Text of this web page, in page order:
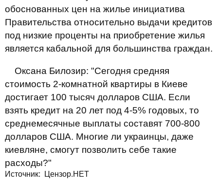
обоснованных цен на жилье инициатива
Правительства относительно выдачи кредитов
под низкие проценты на приобретение жилья
является кабальной для большинства граждан.
Оксана Билозир: "Сегодня средняя
стоимость 2-комнатной квартиры в Киеве
достигает 100 тысяч долларов США. Если
взять кредит на 20 лет под 4-5% годовых, то
среднемесячные выплаты составят 700-800
долларов США. Многие ли украинцы, даже
киевляне, смогут позволить себе такие
расходы?"
Источник: Цензор.НЕТ